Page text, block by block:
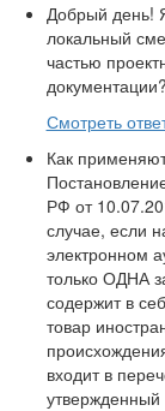
Добрый день!
локальный
частью
документации?
Смотреть
Как
РФ от
случае, если
электронном
только ОДНА
содержит в
товар
входит в